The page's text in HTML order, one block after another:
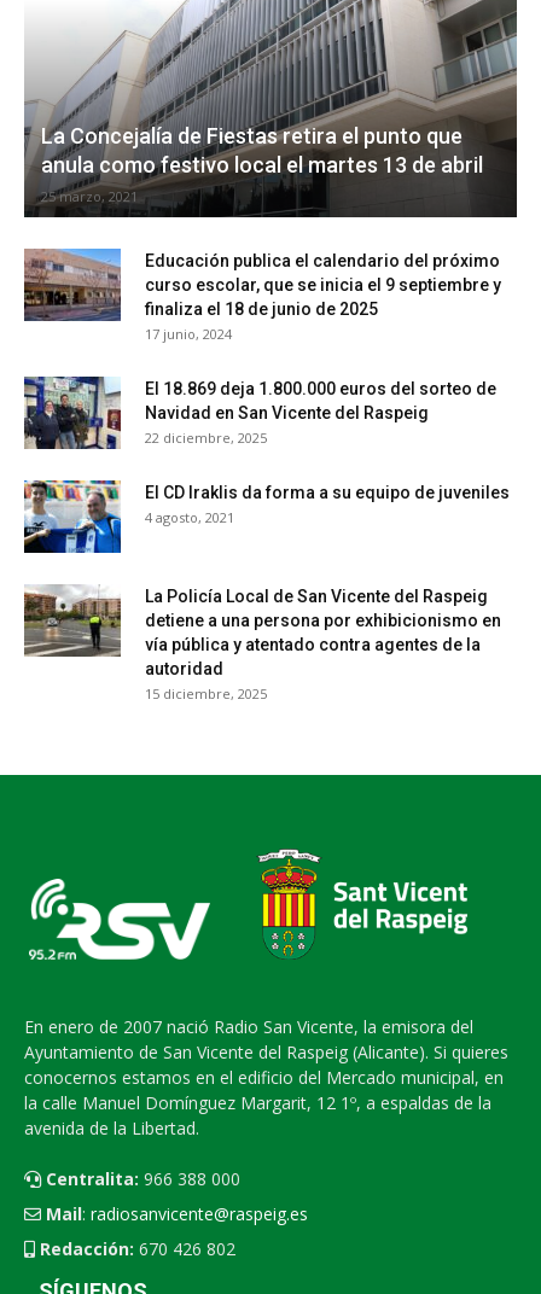
La Concejalía de Fiestas retira el punto que
anula como festivo local el martes 13 de abril
25 marzo, 2021
Educación publica el calendario del próximo
curso escolar, que se inicia el 9 septiembre y
finaliza el 18 de junio de 2025
17 junio, 2024
El 18.869 deja 1.800.000 euros del sorteo de
Navidad en San Vicente del Raspeig
22 diciembre, 2025
El CD Iraklis da forma a su equipo de juveniles
4 agosto, 2021
La Policía Local de San Vicente del Raspeig
detiene a una persona por exhibicionismo en
vía pública y atentado contra agentes de la
autoridad
15 diciembre, 2025
En enero de 2007 nació Radio San Vicente, la emisora del
Ayuntamiento de San Vicente del Raspeig (Alicante). Si quieres
conocernos estamos en el edificio del Mercado municipal, en
la calle Manuel Domínguez Margarit, 12 1º, a espaldas de la
avenida de la Libertad.
Centralita: 966 388 000
Mail: radiosanvicente@raspeig.es
Redacción: 670 426 802